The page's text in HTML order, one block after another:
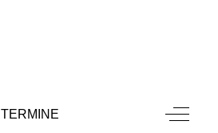
TERMINE Off-